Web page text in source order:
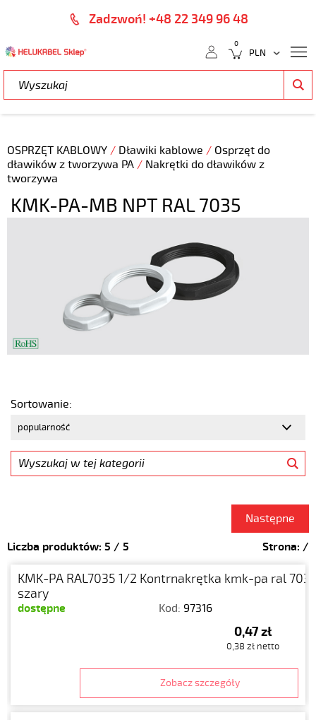
Zadzwoń! +48 22 349 96 48
0
OSPRZĘT KABLOWY / Dławiki kablowe / Osprzęt do
dławików z tworzywa PA / Nakrętki do dławików z
tworzywa
KMK-PA-MB NPT RAL 7035
Sortowanie:
Następne
Liczba produktów: 5 / 5 Strona: /
KMK-PA RAL7035 1/2 Kontrnakrętka kmk-pa ral
szary
dostępne Kod: 97316
0,47 zł
0,38 zł netto
Zobacz szczegóły